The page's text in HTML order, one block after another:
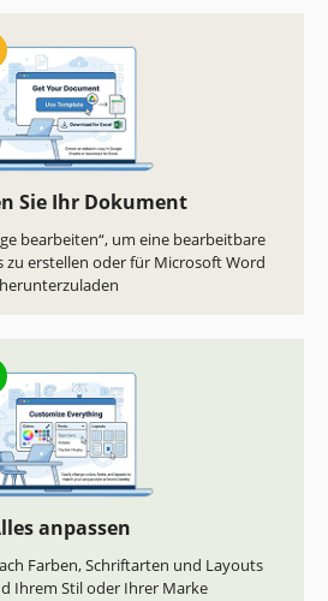
Sie Ihr Dokument
bearbeiten“, um eine bearbeitbare
zu erstellen oder für Microsoft Word
herunterzuladen
anpassen
Farben, Schriftarten und Layouts
Ihrem Stil oder Ihrer Marke